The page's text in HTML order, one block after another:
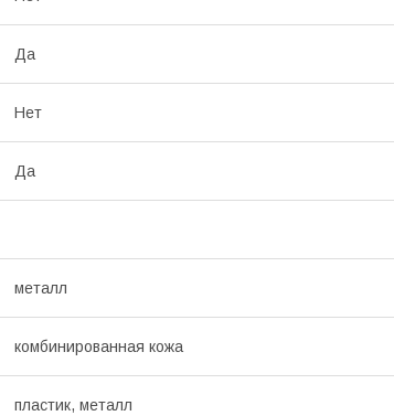
Да
Нет
Да
металл
комбинированная кожа
пластик, металл